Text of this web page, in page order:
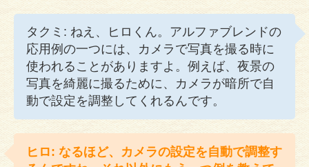
タクミ: ねえ、ヒロくん。アルファブレンドの
応用例の一つには、カメラで写真を撮る時に
使われることがありますよ。例えば、夜景の
写真を綺麗に撮るために、カメラが暗所で自
動で設定を調整してくれるんです。
ヒロ: なるほど、カメラの設定を自動で調整す